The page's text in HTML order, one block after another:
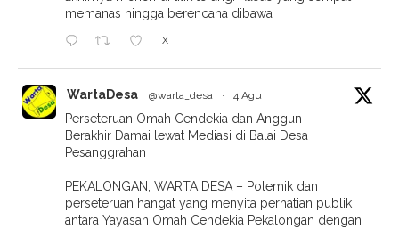
memanas hingga berencana dibawa
X
WartaDesa @warta_desa · 4 Agu
Perseteruan Omah Cendekia dan Anggun
Berakhir Damai lewat Mediasi di Balai Desa
Pesanggrahan
PEKALONGAN, WARTA DESA – Polemik dan
perseteruan hangat yang menyita perhatian publik
antara Yayasan Omah Cendekia Pekalongan dengan